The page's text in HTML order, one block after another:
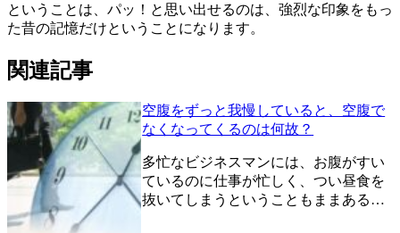
ということは、パッ！と思い出せるのは、強烈な印象をもっ
た昔の記憶だけということになります。
関連記事
空腹をずっと我慢していると、空腹で
なくなってくるのは何故？
多忙なビジネスマンには、お腹がすい
ているのに仕事が忙しく、つい昼食を
抜いてしまうということもままある…